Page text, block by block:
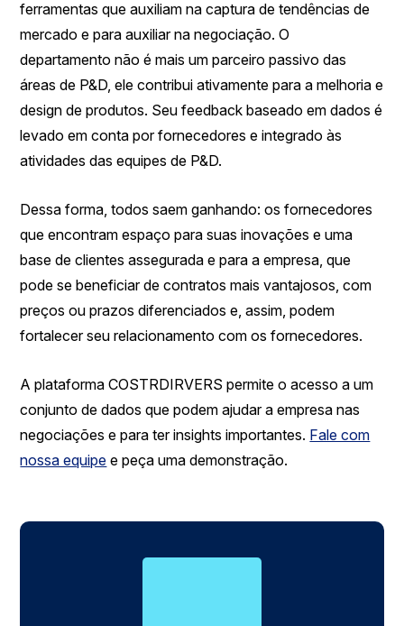
ferramentas que auxiliam na captura de tendências de
mercado e para auxiliar na negociação. O
departamento não é mais um parceiro passivo das
áreas de P&D, ele contribui ativamente para a melhoria e
design de produtos. Seu feedback baseado em dados é
levado em conta por fornecedores e integrado às
atividades das equipes de P&D.
Dessa forma, todos saem ganhando: os fornecedores
que encontram espaço para suas inovações e uma
base de clientes assegurada e para a empresa, que
pode se beneficiar de contratos mais vantajosos, com
preços ou prazos diferenciados e, assim, podem
fortalecer seu relacionamento com os fornecedores.
A plataforma COSTRDIRVERS permite o acesso a um
conjunto de dados que podem ajudar a empresa nas
negociações e para ter insights importantes. Fale com
nossa equipe e peça uma demonstração.